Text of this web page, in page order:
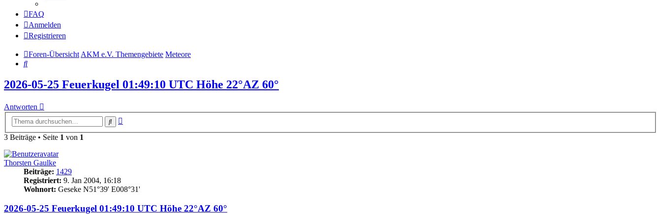
FAQ
Anmelden
Registrieren
Foren-Übersicht AKM e.V. Themengebiete Meteore
Suche
2026-05-25 Feuerkugel 01:49:10 UTC Höhe 22°AZ 60°
Antworten
Suche
3 Beiträge • Seite 1 von 1
Thorsten Gaulke
Beiträge: 1429
Registriert: 9. Jan 2004, 16:18
Wohnort: Geseke N51°39' E008°31'
2026-05-25 Feuerkugel 01:49:10 UTC Höhe 22°AZ 60°